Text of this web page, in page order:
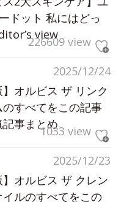
ドット 私にはどっ
view
226609 view
2025/12/24
】オルビス ザ リンク
のすべてをこの記事
事まとめ1033 view
2025/12/23
】オルビス ザ クレン
イルのすべてをこの